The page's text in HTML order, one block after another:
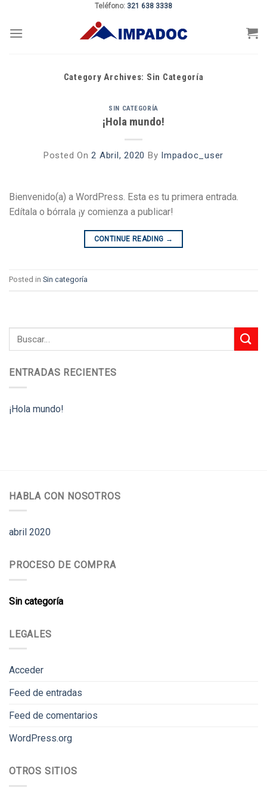
content
Teléfono: 321 638 3338
Category Archives: Sin Categoría
SIN CATEGORÍA
¡Hola mundo!
Posted On2 Abril, 2020 By Impadoc_user
Bienvenido(a) a WordPress. Esta es tu primera entrada.
Edítala o bórrala ¡y comienza a publicar!
CONTINUE READING →
Posted in Sin categoría
ENTRADAS RECIENTES
¡Hola mundo!
HABLA CON NOSOTROS
abril 2020
PROCESO DE COMPRA
Sin categoría
LEGALES
Acceder
Feed de entradas
Feed de comentarios
WordPress.org
OTROS SITIOS